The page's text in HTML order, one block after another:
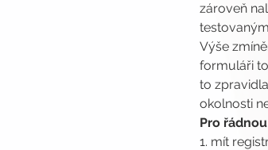
zároveň
Výše
formuláři
to
okolnosti
Pro
1. mít